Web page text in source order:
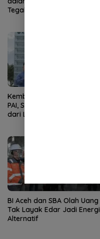
Tegakkan Hukum dengan
Kembali Nahkodai APDOK
PAI, Silahuddin Tuai Apresiasi
dari LPPM UNISAI Samalanga
BI Aceh dan SBA Olah Uang
Tak Layak Edar Jadi Energi
Alternatif